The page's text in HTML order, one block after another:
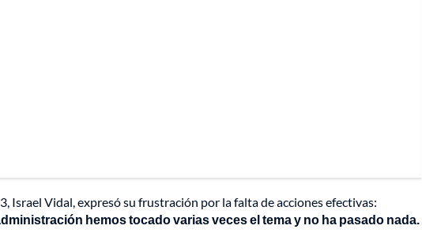
Israel Vidal, expresó su frustración por la falta de acciones efectivas:
hemos tocado varias veces el tema y no ha pasado nada.